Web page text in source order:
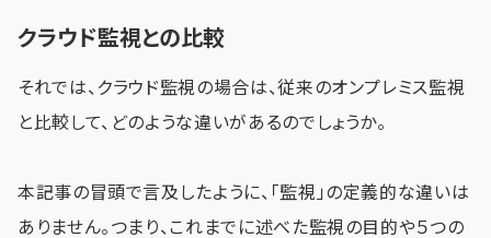
クラウド監視との比較
それでは、クラウド監視の場合は、従来のオンプレミス監視
と比較して、どのような違いがあるのでしょうか。
本記事の冒頭で言及したように、「監視」の定義的な違いは
ありません。つまり、これまでに述べた監視の目的や５つの